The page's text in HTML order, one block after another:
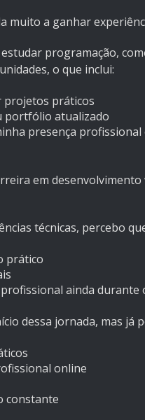
muito a ganhar
estudar programação,
o que inclui:
projetos práticos
portfólio atualizado
presença profissional
em desenvolvimento
técnicas, percebo
prático
ainda durante
dessa jornada, mas já
online
constante